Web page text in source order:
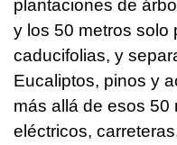
plantaciones de
y los 50 metros solo
caducifolias, y
Eucaliptos, pinos y
más allá de esos 50
eléctricos,